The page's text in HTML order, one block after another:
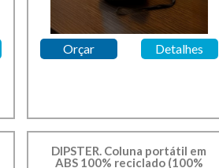
Orçar Detalhes
DIPSTER. Coluna portátil em
ABS 100% reciclado (100%